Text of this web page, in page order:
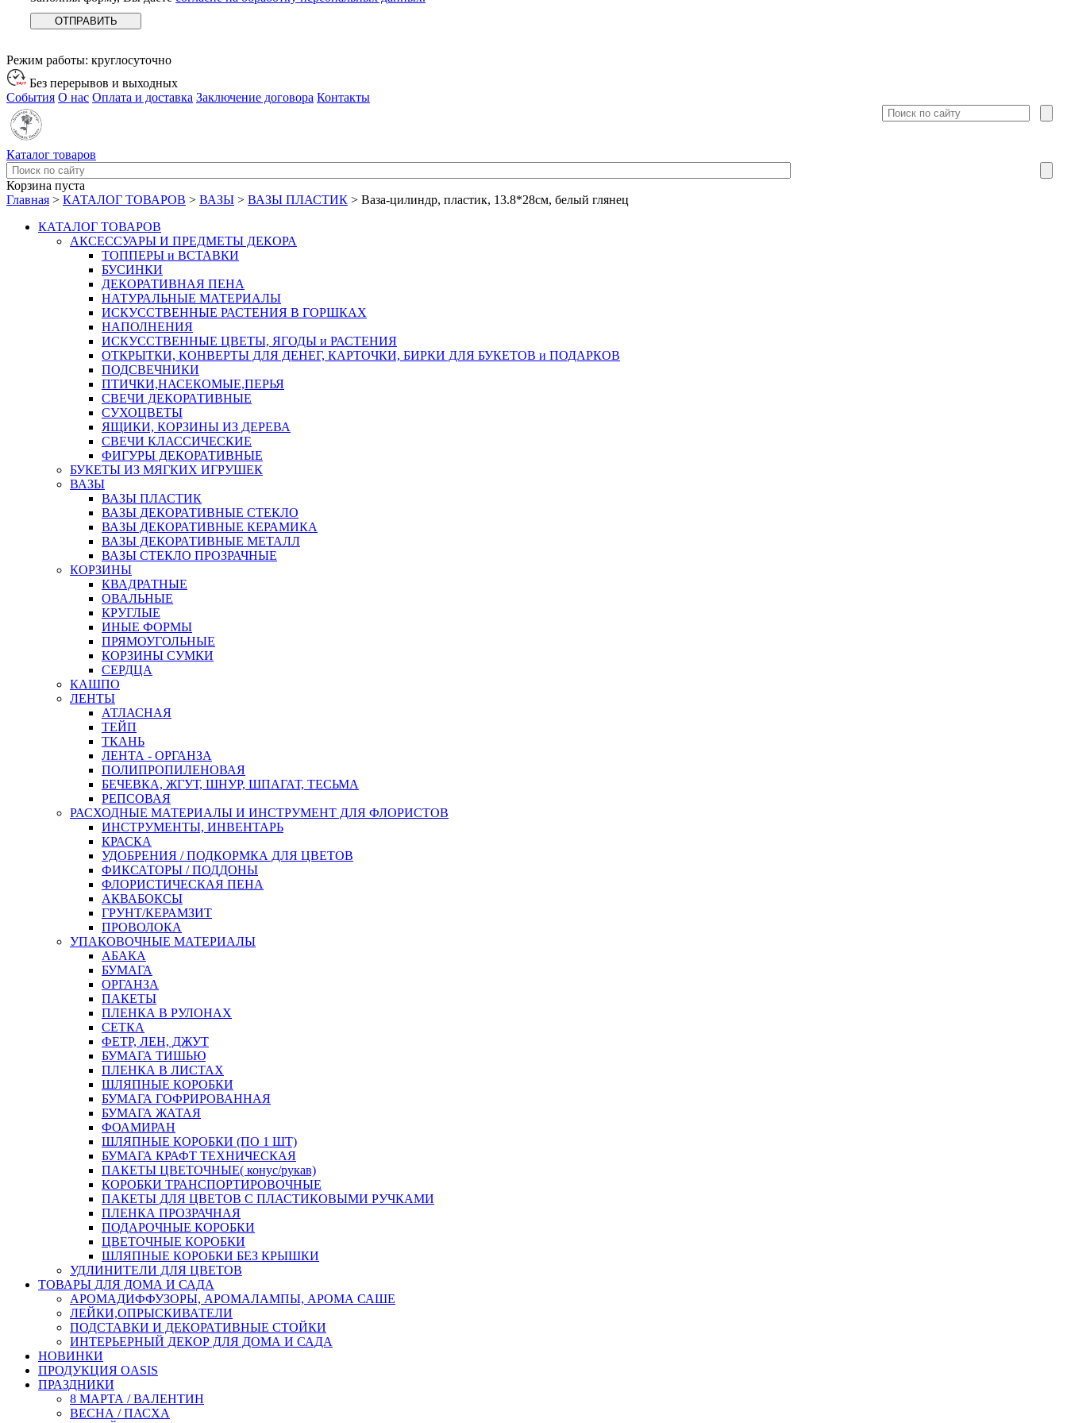
Режим работы: круглосуточно
Без перерывов и выходных
События О нас Оплата и доставка Заключение договора Контакты
Каталог товаров
Корзина пуста
Главная > КАТАЛОГ ТОВАРОВ > ВАЗЫ > ВАЗЫ ПЛАСТИК > Ваза-цилиндр, пластик, 13.8*28см, белый глянец
КАТАЛОГ ТОВАРОВ
АКСЕССУАРЫ И ПРЕДМЕТЫ ДЕКОРА
ТОППЕРЫ и ВСТАВКИ
БУСИНКИ
ДЕКОРАТИВНАЯ ПЕНА
НАТУРАЛЬНЫЕ МАТЕРИАЛЫ
ИСКУССТВЕННЫЕ РАСТЕНИЯ В ГОРШКАХ
НАПОЛНЕНИЯ
ИСКУССТВЕННЫЕ ЦВЕТЫ, ЯГОДЫ и РАСТЕНИЯ
ОТКРЫТКИ, КОНВЕРТЫ ДЛЯ ДЕНЕГ, КАРТОЧКИ, БИРКИ ДЛЯ БУКЕТОВ и ПОДАРКОВ
ПОДСВЕЧНИКИ
ПТИЧКИ,НАСЕКОМЫЕ,ПЕРЬЯ
СВЕЧИ ДЕКОРАТИВНЫЕ
СУХОЦВЕТЫ
ЯЩИКИ, КОРЗИНЫ ИЗ ДЕРЕВА
СВЕЧИ КЛАССИЧЕСКИЕ
ФИГУРЫ ДЕКОРАТИВНЫЕ
БУКЕТЫ ИЗ МЯГКИХ ИГРУШЕК
ВАЗЫ
ВАЗЫ ПЛАСТИК
ВАЗЫ ДЕКОРАТИВНЫЕ СТЕКЛО
ВАЗЫ ДЕКОРАТИВНЫЕ КЕРАМИКА
ВАЗЫ ДЕКОРАТИВНЫЕ МЕТАЛЛ
ВАЗЫ СТЕКЛО ПРОЗРАЧНЫЕ
КОРЗИНЫ
КВАДРАТНЫЕ
ОВАЛЬНЫЕ
КРУГЛЫЕ
ИНЫЕ ФОРМЫ
ПРЯМОУГОЛЬНЫЕ
КОРЗИНЫ СУМКИ
СЕРДЦА
КАШПО
ЛЕНТЫ
АТЛАСНАЯ
ТЕЙП
ТКАНЬ
ЛЕНТА - ОРГАНЗА
ПОЛИПРОПИЛЕНОВАЯ
БЕЧЕВКА, ЖГУТ, ШНУР, ШПАГАТ, ТЕСЬМА
РЕПСОВАЯ
РАСХОДНЫЕ МАТЕРИАЛЫ И ИНСТРУМЕНТ ДЛЯ ФЛОРИСТОВ
ИНСТРУМЕНТЫ, ИНВЕНТАРЬ
КРАСКА
УДОБРЕНИЯ / ПОДКОРМКА ДЛЯ ЦВЕТОВ
ФИКСАТОРЫ / ПОДДОНЫ
ФЛОРИСТИЧЕСКАЯ ПЕНА
АКВАБОКСЫ
ГРУНТ/КЕРАМЗИТ
ПРОВОЛОКА
УПАКОВОЧНЫЕ МАТЕРИАЛЫ
АБАКА
БУМАГА
ОРГАНЗА
ПАКЕТЫ
ПЛЕНКА В РУЛОНАХ
СЕТКА
ФЕТР, ЛЕН, ДЖУТ
БУМАГА ТИШЬЮ
ПЛЕНКА В ЛИСТАХ
ШЛЯПНЫЕ КОРОБКИ
БУМАГА ГОФРИРОВАННАЯ
БУМАГА ЖАТАЯ
ФОАМИРАН
ШЛЯПНЫЕ КОРОБКИ (ПО 1 ШТ)
БУМАГА КРАФТ ТЕХНИЧЕСКАЯ
ПАКЕТЫ ЦВЕТОЧНЫЕ( конус/рукав)
КОРОБКИ ТРАНСПОРТИРОВОЧНЫЕ
ПАКЕТЫ ДЛЯ ЦВЕТОВ С ПЛАСТИКОВЫМИ РУЧКАМИ
ПЛЕНКА ПРОЗРАЧНАЯ
ПОДАРОЧНЫЕ КОРОБКИ
ЦВЕТОЧНЫЕ КОРОБКИ
ШЛЯПНЫЕ КОРОБКИ БЕЗ КРЫШКИ
УДЛИНИТЕЛИ ДЛЯ ЦВЕТОВ
ТОВАРЫ ДЛЯ ДОМА И САДА
АРОМАДИФФУЗОРЫ, АРОМАЛАМПЫ, АРОМА САШЕ
ЛЕЙКИ,ОПРЫСКИВАТЕЛИ
ПОДСТАВКИ И ДЕКОРАТИВНЫЕ СТОЙКИ
ИНТЕРЬЕРНЫЙ ДЕКОР ДЛЯ ДОМА И САДА
НОВИНКИ
ПРОДУКЦИЯ OASIS
ПРАЗДНИКИ
8 МАРТА / ВАЛЕНТИН
ВЕСНА / ПАСХА